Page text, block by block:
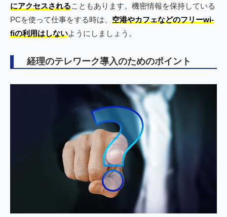
にアクセスされることもあります。機密情報を保持している
PCを使って仕事をする時は、 空港やカフェなどのフリーwi-
fiの利用はしないようにしましょう。
経理のテレワーク導入のためのポイント